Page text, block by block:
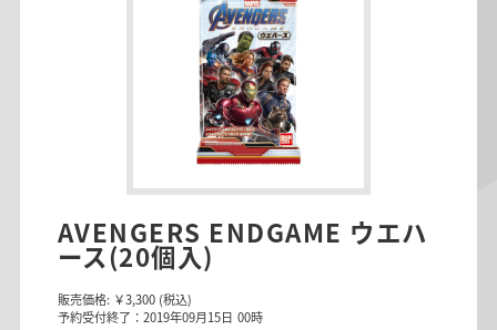
AVENGERS ENDGAME ウエハ
ース(20個入)
販売価格: ￥3,300 (税込)
予約受付終了：2019年09月15日 00時